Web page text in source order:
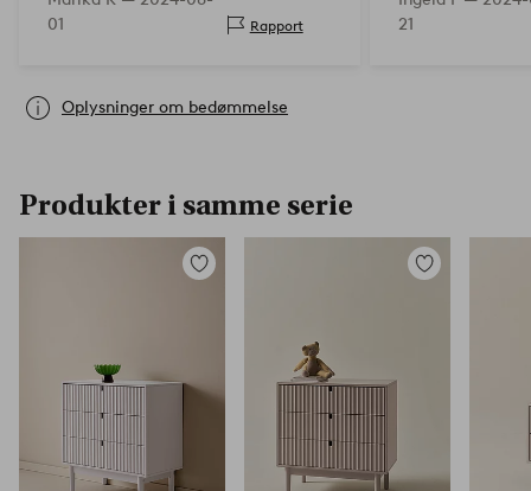
01
Rapport
pryder sin plads
passende stort,
21
Oplysninger om bedømmelse
Produkter i samme serie
Tilføj
Tilføj